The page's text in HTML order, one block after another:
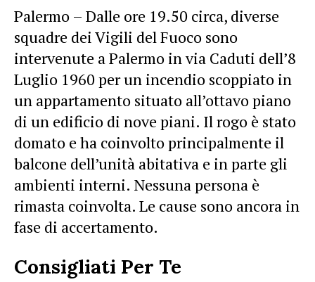
Palermo – Dalle ore 19.50 circa, diverse
squadre dei Vigili del Fuoco sono
intervenute a Palermo in via Caduti dell’8
Luglio 1960 per un incendio scoppiato in
un appartamento situato all’ottavo piano
di un edificio di nove piani. Il rogo è stato
domato e ha coinvolto principalmente il
balcone dell’unità abitativa e in parte gli
ambienti interni. Nessuna persona è
rimasta coinvolta. Le cause sono ancora in
fase di accertamento.
Consigliati Per Te